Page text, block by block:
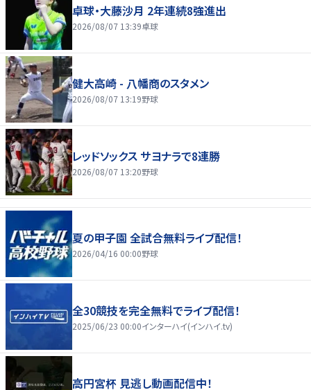
卓球・大藤沙月 2年連続8強進出
2026/08/07 13:39卓球
健大高崎 - 八幡商のスタメン
2026/08/07 13:19野球
レッドソックス サヨナラで8連勝
2026/08/07 13:20野球
夏の甲子園 全試合無料ライブ配信！
2026/04/16 00:00野球
全30競技を完全無料でライブ配信！
2025/06/23 00:00インターハイ(インハイ.tv)
高円宮杯 見逃し動画配信中！